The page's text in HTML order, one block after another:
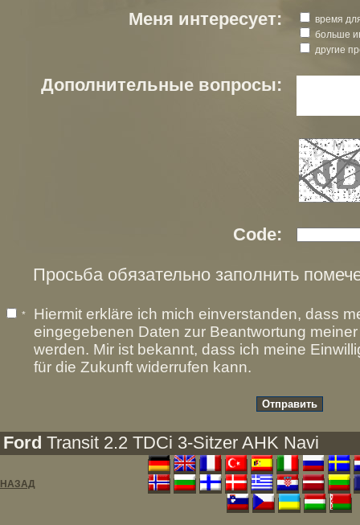
Меня интересует:
время
больше
другие
Дополнительные вопросы:
Code:
Просьба обязательно заполнить
*
Hiermit erkläre ich mich einverstanden, dass
eingegebenen Daten zur Beantwortung
werden. Mir ist bekannt, dass ich meine
für die Zukunft widerrufen kann.
Ford Transit 2.2 TDCi 3-Sitzer AHK Navi
НАЗАД